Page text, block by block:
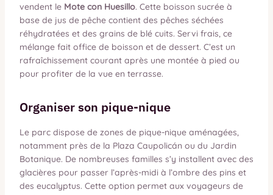
vendent le Mote con Huesillo. Cette boisson sucrée à
base de jus de pêche contient des pêches séchées
réhydratées et des grains de blé cuits. Servi frais, ce
mélange fait office de boisson et de dessert. C’est un
rafraîchissement courant après une montée à pied ou
pour profiter de la vue en terrasse.
Organiser son pique-nique
Le parc dispose de zones de pique-nique aménagées,
notamment près de la Plaza Caupolicán ou du Jardin
Botanique. De nombreuses familles s’y installent avec des
glacières pour passer l’après-midi à l’ombre des pins et
des eucalyptus. Cette option permet aux voyageurs de